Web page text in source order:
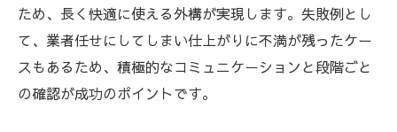
ため、長く快適に使える外構が実現します。失敗例とし
て、業者任せにしてしまい仕上がりに不満が残ったケー
スもあるため、積極的なコミュニケーションと段階ごと
の確認が成功のポイントです。